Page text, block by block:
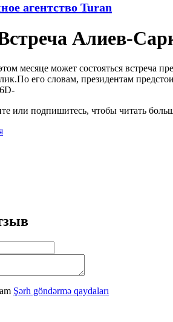
агентство Turan
Алиев-
месяце может состояться встреча
его словам, президентам
или подпишитесь, чтобы читать
Şərh göndərmə qaydaları